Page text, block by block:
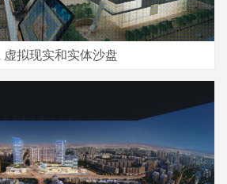
虚拟现实和实体沙盘